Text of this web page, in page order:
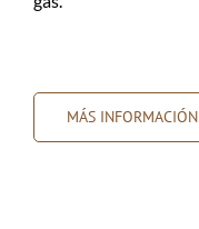
MÁS INFORMACIÓN